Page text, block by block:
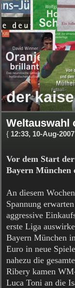
der
Weltauswahl
{ 12:33, 10-Aug-2007
Vor dem Start
Bayern München
An diesem
Spannung
aggressive
erste Liga
Bayern München
Euro in neue
nahezu die
Ribery kamen
Luca Toni an die